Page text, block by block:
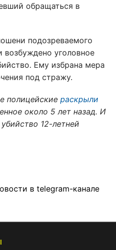
обращаться в
подозреваемого
возбуждено уголовное
Ему избрана мера
под стражу.
полицейские раскрыли
около 5 лет назад. И
убийство 12-летней
в telegram-канале